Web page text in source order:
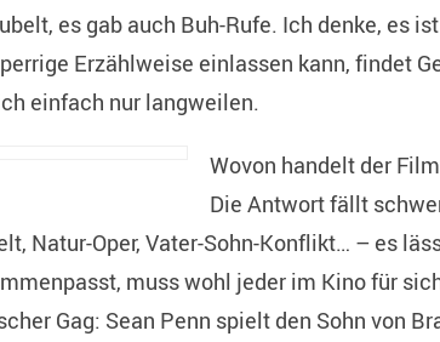
es gab auch Buh-Rufe. Ich denke, es
Erzählweise einlassen kann, findet
einfach nur langweilen.
Wovon handelt der
Die Antwort fällt
Natur-Oper, Vater-Sohn-Konflikt… – es
muss wohl jeder im Kino für
Gag: Sean Penn spielt den Sohn von